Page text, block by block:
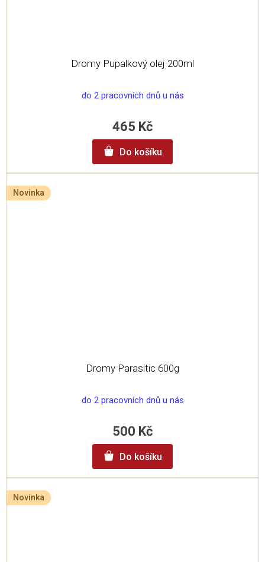
Dromy Pupalkový olej 200ml
do 2 pracovních dnů u nás
465 Kč
Do košíku
Novinka
Dromy Parasitic 600g
do 2 pracovních dnů u nás
500 Kč
Do košíku
Novinka